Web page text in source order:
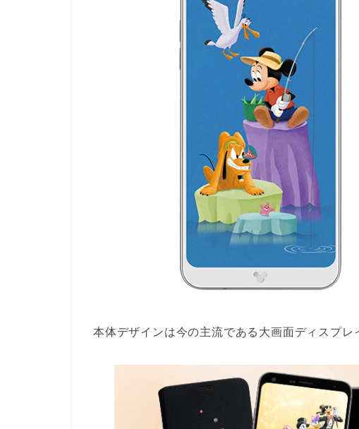
本体デザインは今の主流である大画面ディスプレ